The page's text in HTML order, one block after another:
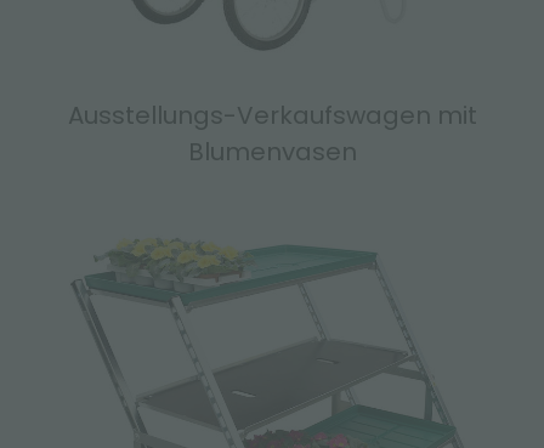
Ausstellungs-Verkaufswagen mit
Blumenvasen